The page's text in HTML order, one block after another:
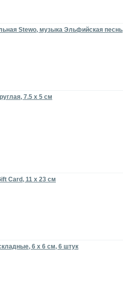
Stewo, музыка Эльфийская
7.5 х 5 см
Card, 11 x 23 см
6 x 6 см, 6 штук